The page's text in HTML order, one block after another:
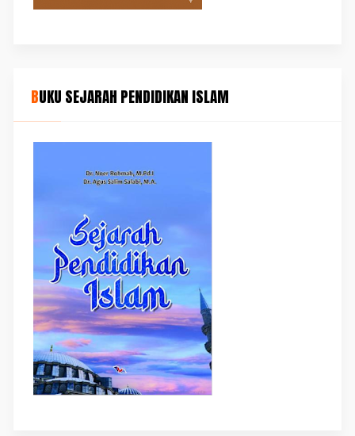
BUKU SEJARAH PENDIDIKAN ISLAM